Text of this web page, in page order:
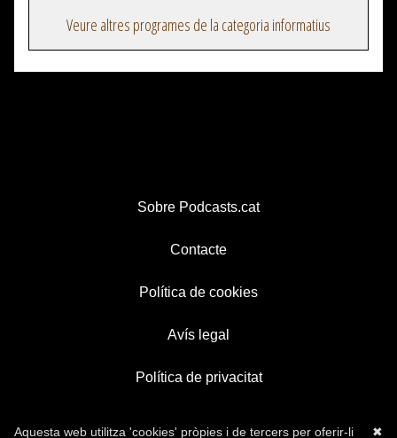
Veure altres programes de la categoria informatius
Sobre Podcasts.cat
Contacte
Política de cookies
Avís legal
Política de privacitat
✖
Aquesta web utilitza 'cookies' pròpies i de tercers per oferir-li